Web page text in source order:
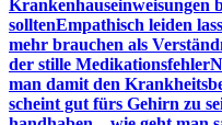
Krankenhauseinweisungen
solltenEmpathisch leiden
mehr brauchen als
der stille Medikationsfehler
man damit den
scheint gut fürs Gehirn zu